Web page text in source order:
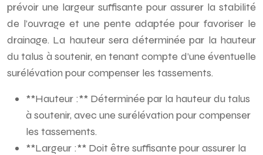
prévoir une largeur suffisante pour assurer la stabilité
de l’ouvrage et une pente adaptée pour favoriser le
drainage. La hauteur sera déterminée par la hauteur
du talus à soutenir, en tenant compte d’une éventuelle
surélévation pour compenser les tassements.
**Hauteur :** Déterminée par la hauteur du talus
à soutenir, avec une surélévation pour compenser
les tassements.
**Largeur :** Doit être suffisante pour assurer la